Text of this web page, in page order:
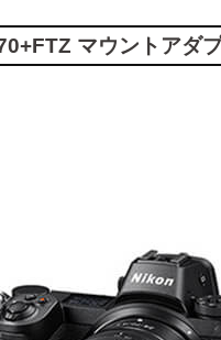
マウントアダ